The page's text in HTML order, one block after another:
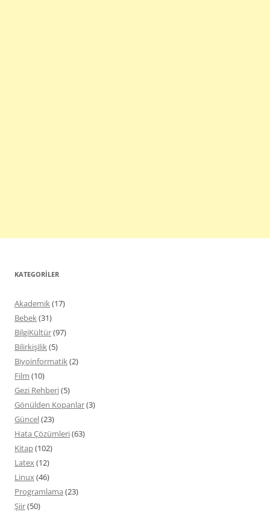
KATEGORILER
Akademik(17)
Bebek(31)
BilgiKültür(97)
Bilirkişilik(5)
Biyoinformatik(2)
Film (10)
Gezi Rehberi(5)
Gönülden Kopanlar(3)
Güncel(23)
Hata Çözümleri(63)
Kitap(102)
Latex(12)
Linux(46)
Programlama (23)
Şiir(50)